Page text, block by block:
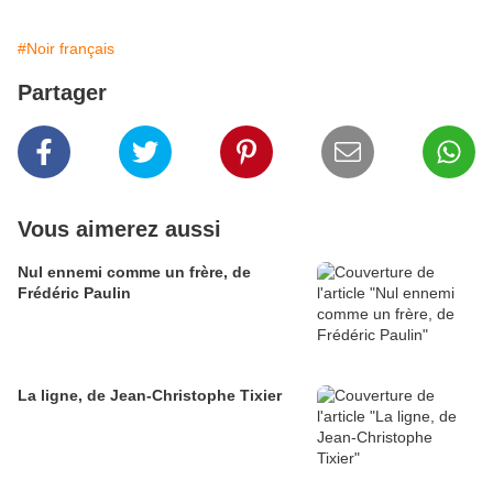
#Noir français
Partager
Vous aimerez aussi
Nul ennemi comme un frère, de
Frédéric Paulin
La ligne, de Jean-Christophe Tixier